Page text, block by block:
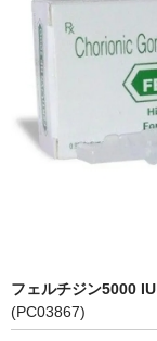
フェルチジン5000 IU
(PC03867)